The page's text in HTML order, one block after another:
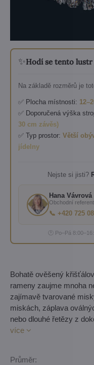
✨Hodí se tento
Na základě rozměrů je
✅ Plocha místnosti:
✅ Doporučená výška
30 cm závěs)
✅ Typ prostor: Větší
jídelny
Nejste si jisti?
Hana Vávrová
Obchodní
📞 +420 725
🕐 Po–Pá
Bohatě ověšený
rameny zaujme mnoha
zajímavě tvarované
miskách, záplava
nebo dlouhé řetězy z
více
Průměr: